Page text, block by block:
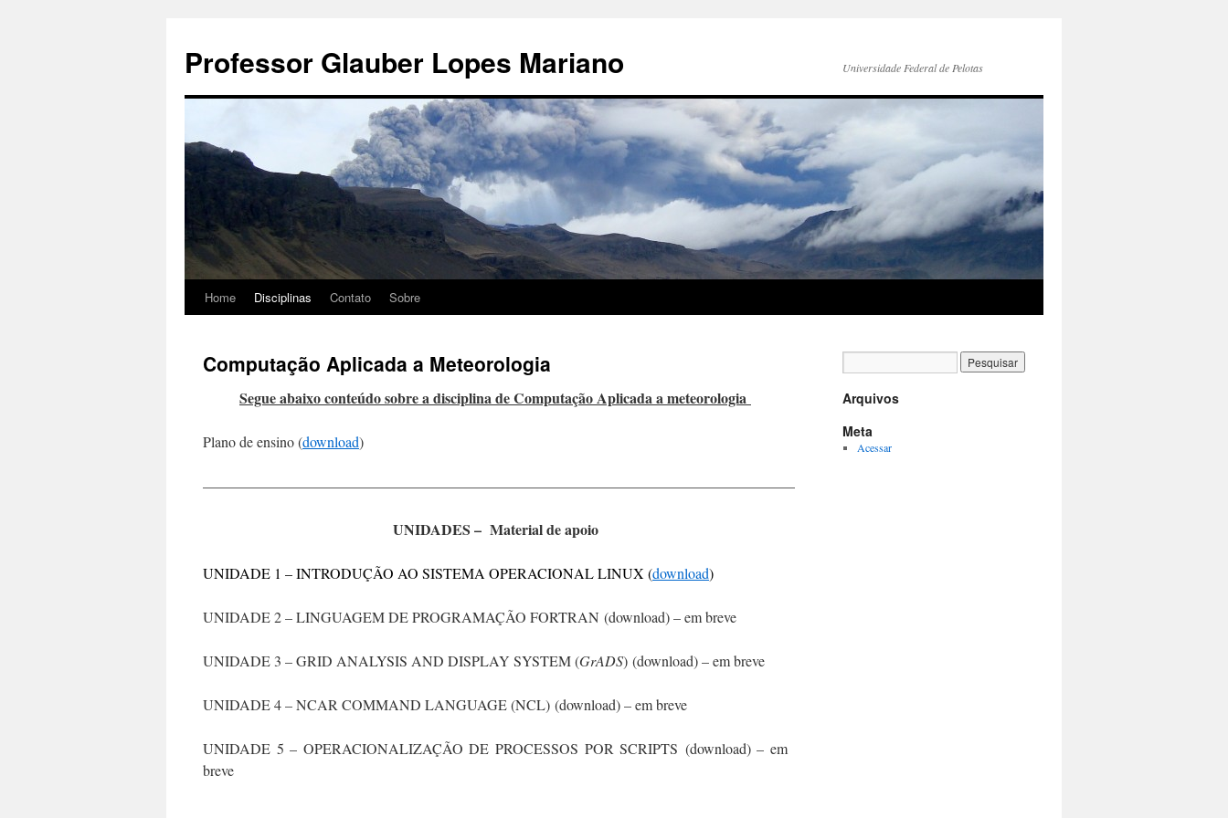
conteúdo
Professor Glauber Lopes Mariano Universidade Federal de Pelotas
Home Disciplinas Contato Sobre
Computação Aplicada a Meteorologia
Segue abaixo conteúdo sobre a disciplina de Computação Aplicada a meteorologia
Plano de ensino (download)
————————————————————————————————————————–
UNIDADES – Material de apoio
UNIDADE 1 – INTRODUÇÃO AO SISTEMA OPERACIONAL LINUX (download)
UNIDADE 2 – LINGUAGEM DE PROGRAMAÇÃO FORTRAN (download) – em breve
UNIDADE 3 – GRID ANALYSIS AND DISPLAY SYSTEM (GrADS) (download) – em breve
UNIDADE 4 – NCAR COMMAND LANGUAGE (NCL) (download) – em breve
UNIDADE 5 – OPERACIONALIZAÇÃO DE PROCESSOS POR SCRIPTS (download) – em
breve
Arquivos
Meta
Acessar